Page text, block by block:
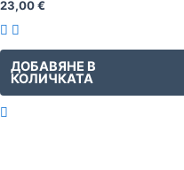
23,00€
ДОБАВЯНЕ В
КОЛИЧКАТА